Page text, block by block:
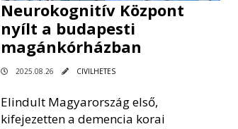
Neurokognitív Központ
nyílt a budapesti
magánkórházban
2025.08.26 CIVILHETES
Elindult Magyarország első,
kifejezetten a demencia korai